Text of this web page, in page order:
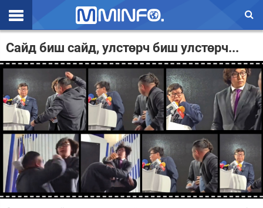
Эхлэл
Цаг агаар
Валют ханш
Улс төр
Эдийн засаг
Үзэл бодол
Спорт
Сайд биш сайд, улстөрч биш улстөрч...